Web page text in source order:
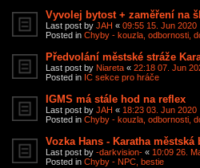
Vyvolej bytost + zaměření na
Last post by JAH « 09:55 15. Jun 2020
Posted in Chyby - kouzla, odbornosti,
Předvolání městské stráže
Last post by Niareta « 22:18 07. Jun
Posted in IC sekce pro hráče
IGMS má stále hod na reflex
Last post by JAH « 18:23 03. Jun 2020
Posted in Chyby - kouzla, odbornosti,
Vozka Hans - Karatha
Last post by -darkvision- « 10:09 26.
Posted in Chyby - NPC, bestie